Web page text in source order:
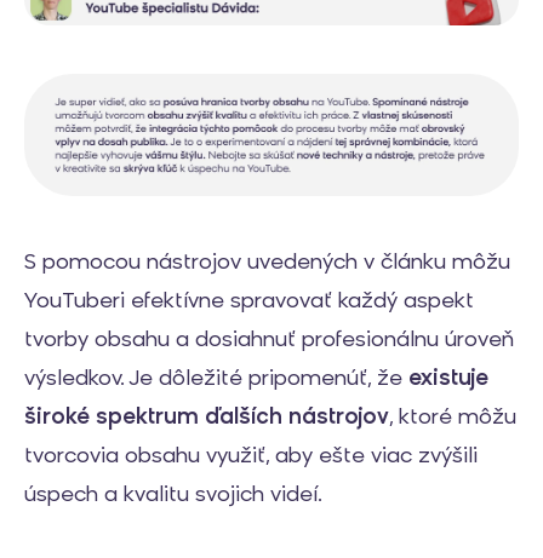
S pomocou nástrojov uvedených v článku môžu
YouTuberi efektívne spravovať každý aspekt
tvorby obsahu a dosiahnuť profesionálnu úroveň
výsledkov. Je dôležité pripomenúť, že existuje
široké spektrum ďalších nástrojov, ktoré môžu
tvorcovia obsahu využiť, aby ešte viac zvýšili
úspech a kvalitu svojich videí.